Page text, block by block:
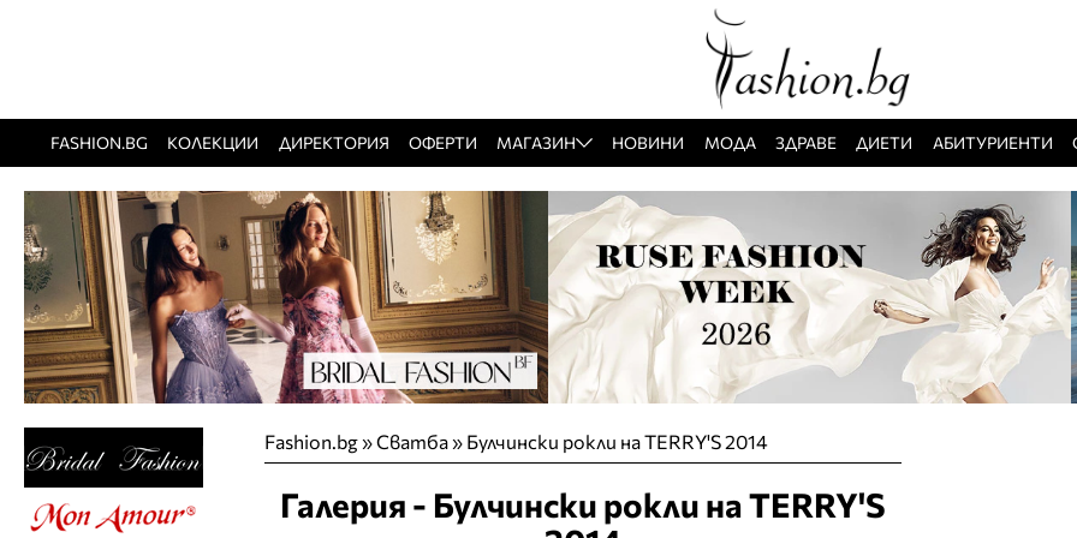
FASHION.BG КОЛЕКЦИИ ДИРЕКТОРИЯ ОФЕРТИ МАГАЗИН НОВИНИ МОДА ЗДРАВЕ ДИЕТИ АБИТУРИЕНТИ
Fashion.bg»Сватба» Булчински рокли на TERRY'S 2014
Галерия - Булчински рокли на TERRY'S